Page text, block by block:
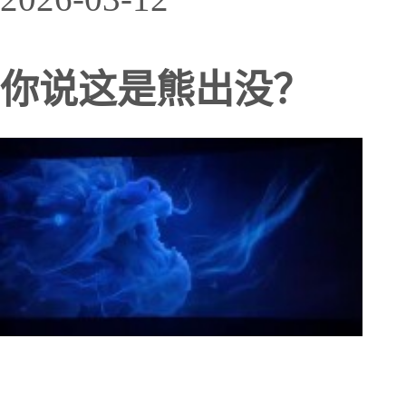
你说这是熊出没？